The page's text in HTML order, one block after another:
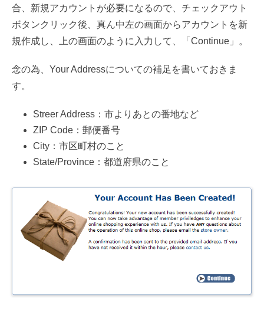
合、新規アカウントが必要になるので、チェックアウト
ボタンクリック後、真ん中左の画面からアカウントを新
規作成し、上の画面のように入力して、「Continue」。
念の為、Your Addressについての補足を書いておきま
す。
Streer Address：市よりあとの番地など
ZIP Code：郵便番号
City：市区町村のこと
State/Province：都道府県のこと